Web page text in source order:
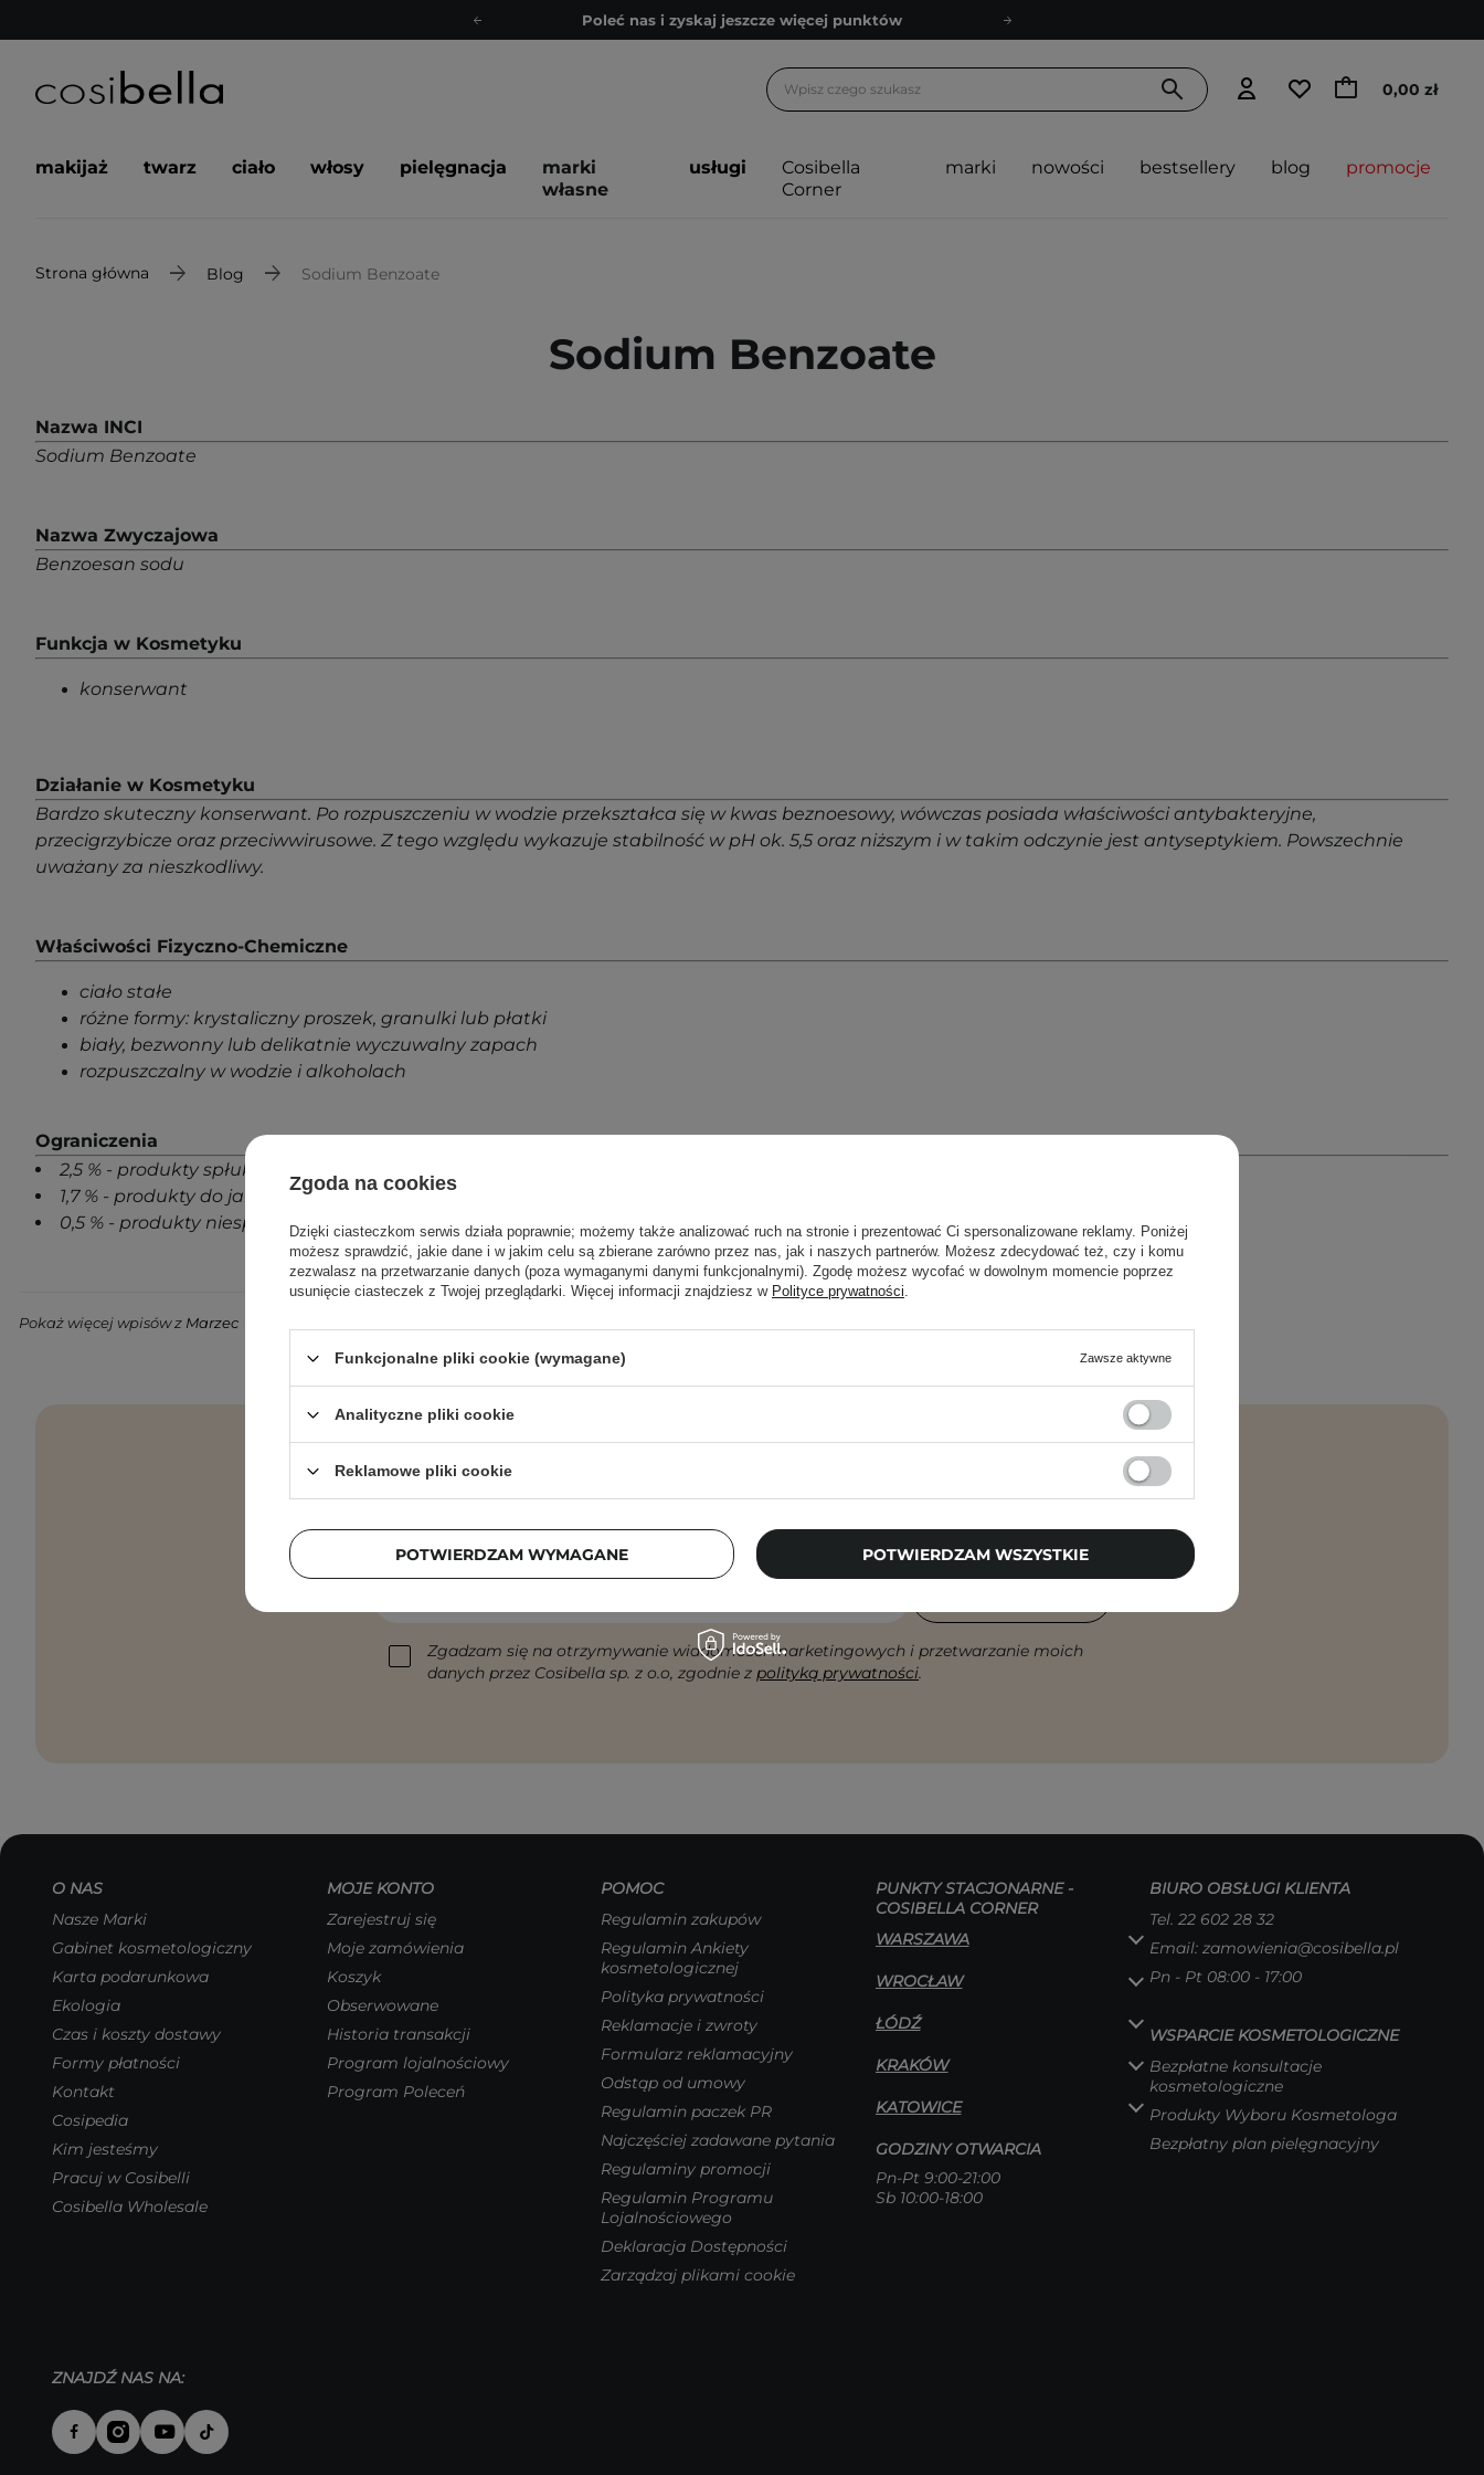
Poleć nas i zyskaj jeszcze więcej punktów
Bezpłatne konsultacje kosmetologiczne
Poleć nas i zyskaj jeszcze więcej punktów
0,00 zł
makijaż twarz ciało włosy pielęgnacja
marki
własne
usługi
Cosibella
Corner
marki nowości bestsellery blog promocje
Strona główna Blog Sodium Benzoate
Sodium Benzoate
Nazwa INCI
Sodium Benzoate
Nazwa Zwyczajowa
Benzoesan sodu
Funkcja w Kosmetyku
konserwant
Działanie w Kosmetyku
Bardzo skuteczny konserwant. Po rozpuszczeniu w wodzie przekształca się w kwas beznoesowy, wówczas posiada właściwości antybakteryjne,
przecigrzybicze oraz przeciwwirusowe. Z tego względu wykazuje stabilność w pH ok. 5,5 oraz niższym i w takim odczynie jest antyseptykiem. Powszechnie
uważany za nieszkodliwy.
Właściwości Fizyczno-Chemiczne
ciało stałe
różne formy: krystaliczny proszek, granulki lub płatki
biały, bezwonny lub delikatnie wyczuwalny zapach
rozpuszczalny w wodzie i alkoholach
Ograniczenia
2,5 % - produkty spłukiwane z wyjątkiem produktów do jamy ustnej
1,7 % - produkty do jamy ustnej
0,5 % - produkty niespłukiwane
Pokaż więcej wpisów z Marzec 2020
Pielęgnacyjne checklisty, eksperckie porady, beauty nowości - prosto na maila!
Zgadzam się na otrzymywanie wiadomości marketingowych i przetwarzanie moich
danych przez Cosibella sp. z o.o, zgodnie z polityką prywatności.
O NAS
Nasze Marki
Gabinet kosmetologiczny
Karta podarunkowa
Ekologia
Czas i koszty dostawy
Formy płatności
Kontakt
Cosipedia
Kim jesteśmy
Pracuj w Cosibelli
Cosibella Wholesale
MOJE KONTO
Zarejestruj się
Moje zamówienia
Koszyk
Obserwowane
Historia transakcji
Program lojalnościowy
Program Poleceń
POMOC
Regulamin zakupów
Regulamin Ankiety
kosmetologicznej
Polityka prywatności
Reklamacje i zwroty
Formularz reklamacyjny
Odstąp od umowy
Regulamin paczek PR
Najczęściej zadawane pytania
Regulaminy promocji
Regulamin Programu
Lojalnościowego
Deklaracja Dostępności
Zarządzaj plikami cookie
PUNKTY STACJONARNE -
COSIBELLA CORNER
WARSZAWA
WROCŁAW
ŁÓDŹ
KRAKÓW
KATOWICE
GODZINY OTWARCIA
Pn-Pt 9:00-21:00
Sb 10:00-18:00
BIURO OBSŁUGI KLIENTA
Tel. 22 602 28 32
Email: zamowienia@cosibella.pl
Pn - Pt 08:00 - 17:00
WSPARCIE KOSMETOLOGICZNE
Bezpłatne konsultacje
kosmetologiczne
Produkty Wyboru Kosmetologa
Bezpłatny plan pielęgnacyjny
ZNAJDŹ NAS NA:
Zgoda na cookies
Dzięki ciasteczkom serwis działa poprawnie; możemy także analizować ruch na stronie i prezentować Ci spersonalizowane reklamy. Poniżej
możesz sprawdzić, jakie dane i w jakim celu są zbierane zarówno przez nas, jak i naszych partnerów. Możesz zdecydować też, czy i komu
zezwalasz na przetwarzanie danych (poza wymaganymi danymi funkcjonalnymi). Zgodę możesz wycofać w dowolnym momencie poprzez
usunięcie ciasteczek z Twojej przeglądarki. Więcej informacji znajdziesz w Polityce prywatności.
Funkcjonalne pliki cookie (wymagane) Zawsze aktywne
Analityczne pliki cookie
Reklamowe pliki cookie
POTWIERDZAM WYMAGANE POTWIERDZAM WSZYSTKIE